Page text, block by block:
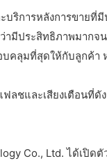
การหลังการขายที่
ประสิทธิภาพมาก
ลุมที่สุดให้กับลูกค้า
ชและเสียงเตือนที่
Co., Ltd. ได้เปิ